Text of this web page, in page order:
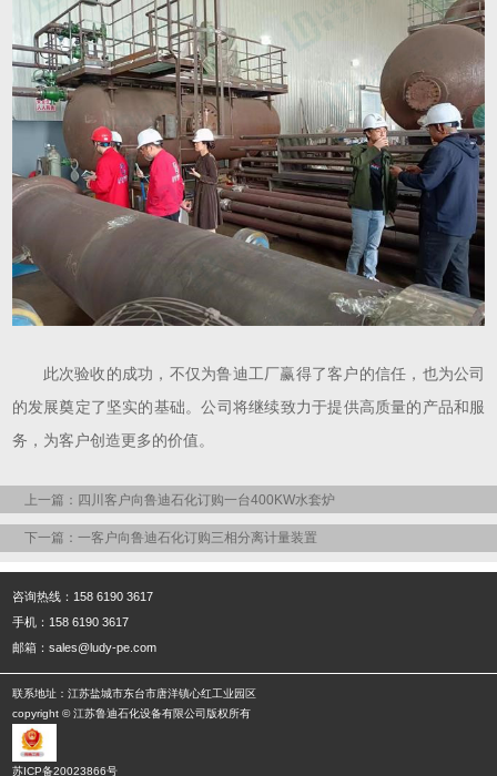
此次验收的成功，不仅为鲁迪工厂赢得了客户的信任，也为公司
的发展奠定了坚实的基础。公司将继续致力于提供高质量的产品和服
务，为客户创造更多的价值。
上一篇：四川客户向鲁迪石化订购一台400KW水套炉
下一篇：一客户向鲁迪石化订购三相分离计量装置
咨询热线：158 6190 3617
手机：158 6190 3617
邮箱：sales@ludy-pe.com
联系地址：江苏盐城市东台市唐洋镇心红工业园区
copyright © 江苏鲁迪石化设备有限公司版权所有
苏ICP备20023866号